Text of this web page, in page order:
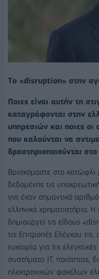
Tο «disruption» στην
Ποιες είναι αυτήν τη
καταγράφονται στην
υπηρεσιών και ποιες οι
που καλούνται να
δραστηριοποιούνται
Βρισκόμαστε στο κατώφλι
δεδομένης τις
για έναν σημαντικό
ελληνικό χρηματιστήριο.
δημιουργεί τις είδους
τις Επιτροπές Ελέγχου
ευκαιρία για τις
συστήματα IT, ποιότητας,
ηλεκτρονικών φακέλων